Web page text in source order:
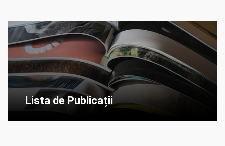
Lista de Publicații